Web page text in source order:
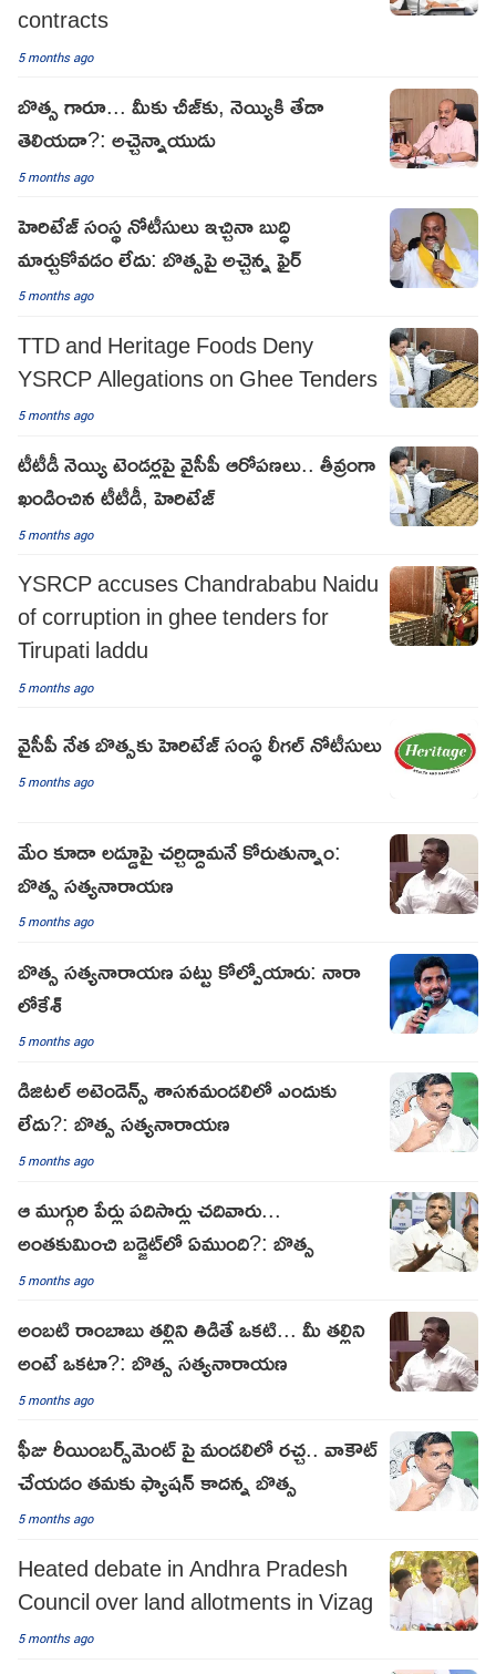
contracts
5 months ago
బొత్స గారూ... మీకు చీజ్‌కు, నెయ్యికి తేడా
తెలియదా?: అచ్చెన్నాయుడు
5 months ago
హెరిటేజ్ సంస్థ నోటీసులు ఇచ్చినా బుద్ధి
మార్చుకోవడం లేదు: బొత్సపై అచ్చెన్న ఫైర్
5 months ago
TTD and Heritage Foods Deny
YSRCP Allegations on Ghee Tenders
5 months ago
టీటీడీ నెయ్యి టెండర్లపై వైసీపీ ఆరోపణలు.. తీవ్రంగా
ఖండించిన టీటీడీ, హెరిటేజ్
5 months ago
YSRCP accuses Chandrababu Naidu
of corruption in ghee tenders for
Tirupati laddu
5 months ago
వైసీపీ నేత బొత్సకు హెరిటేజ్ సంస్థ లీగల్ నోటీసులు
5 months ago
మేం కూడా లడ్డూపై చర్చిద్దామనే కోరుతున్నాం:
బొత్స సత్యనారాయణ
5 months ago
బొత్స సత్యనారాయణ పట్టు కోల్పోయారు: నారా
లోకేశ్
5 months ago
డిజిటల్ అటెండెన్స్ శాసనమండలిలో ఎందుకు
లేదు?: బొత్స సత్యనారాయణ
5 months ago
ఆ ముగ్గురి పేర్లు పదిసార్లు చదివారు...
అంతకుమించి బడ్జెట్‌లో ఏముంది?: బొత్స
5 months ago
అంబటి రాంబాబు తల్లిని తిడితే ఒకటి... మీ తల్లిని
అంటే ఒకటా?: బొత్స సత్యనారాయణ
5 months ago
ఫీజు రీయింబర్స్‌మెంట్ పై మండలిలో రచ్చ.. వాకౌట్
చేయడం తమకు ఫ్యాషన్ కాదన్న బొత్స
5 months ago
Heated debate in Andhra Pradesh
Council over land allotments in Vizag
5 months ago